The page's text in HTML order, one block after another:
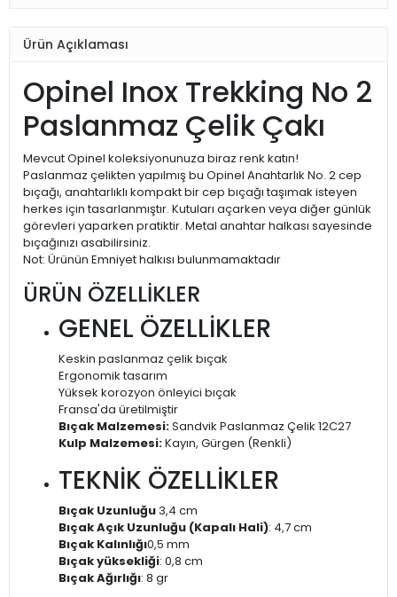
Ürün Açıklaması
Opinel Inox Trekking No 2
Paslanmaz Çelik Çakı
Mevcut Opinel koleksiyonunuza biraz renk katın!
Paslanmaz çelikten yapılmış bu Opinel Anahtarlık No. 2 cep
bıçağı, anahtarlıklı kompakt bir cep bıçağı taşımak isteyen
herkes için tasarlanmıştır. Kutuları açarken veya diğer günlük
görevleri yaparken pratiktir. Metal anahtar halkası sayesinde
bıçağınızı asabilirsiniz.
Not: Ürünün Emniyet halkısı bulunmamaktadır
ÜRÜN ÖZELLİKLER
GENEL ÖZELLİKLER
Keskin paslanmaz çelik bıçak
Ergonomik tasarım
Yüksek korozyon önleyici bıçak
Fransa'da üretilmiştir
Bıçak Malzemesi:Sandvik Paslanmaz Çelik 12C27
Kulp Malzemesi:Kayın, Gürgen (Renkli)
TEKNİK ÖZELLİKLER
Bıçak Uzunluğu3,4 cm
Bıçak Açık Uzunluğu (Kapalı Hali): 4,7 cm
Bıçak Kalınlığı0,5 mm
Bıçak yüksekliği: 0,8 cm
Bıçak Ağırlığı: 8 gr